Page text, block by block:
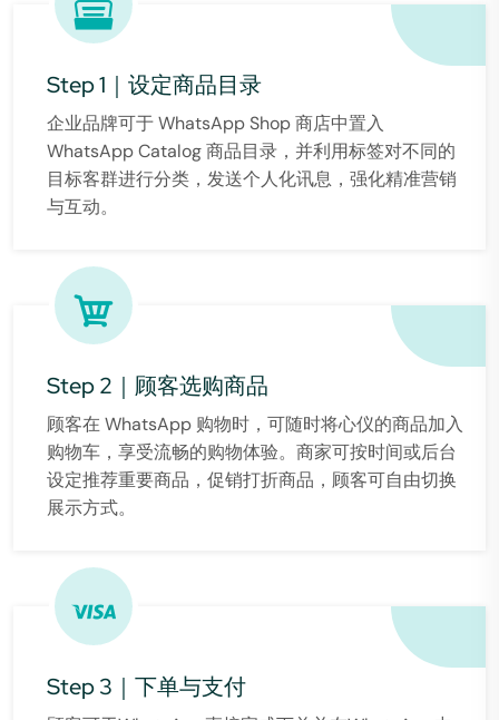
Step 1｜设定商品目录
企业品牌可于 WhatsApp Shop 商店中置入
WhatsApp Catalog 商品目录，并利用标签对不同的
目标客群进行分类，发送个人化讯息，强化精准营销
与互动。
Step 2｜顾客选购商品
顾客在 WhatsApp 购物时，可随时将心仪的商品加入
购物车，享受流畅的购物体验。商家可按时间或后台
设定推荐重要商品，促销打折商品，顾客可自由切换
展示方式。
Step 3｜下单与支付